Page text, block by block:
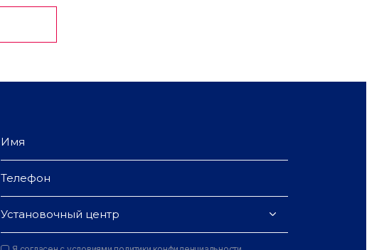
Установочный центр